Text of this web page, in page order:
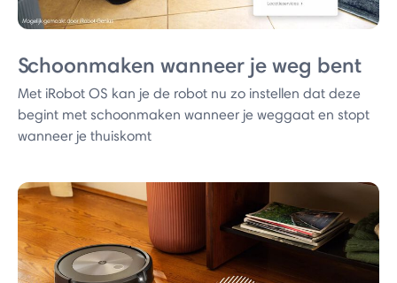
Schoonmaken wanneer je weg bent
Met iRobot OS kan je de robot nu zo instellen dat deze
begint met schoonmaken wanneer je weggaat en stopt
wanneer je thuiskomt